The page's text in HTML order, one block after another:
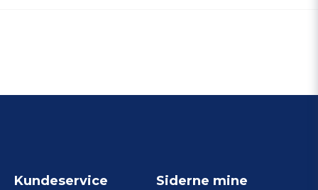
Kundeservice Siderne mine